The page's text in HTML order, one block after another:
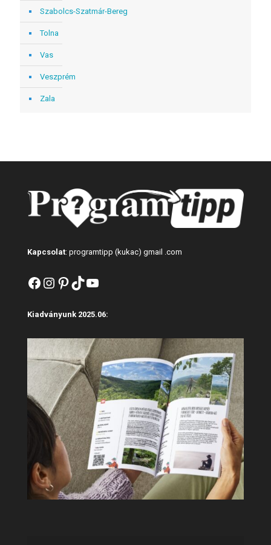
Szabolcs-Szatmár-Bereg
Tolna
Vas
Veszprém
Zala
Kapcsolat: programtipp (kukac) gmail .com
Facebook
Instagram
Pinterest
TikTok
YouTube
Kiadványunk 2025.06: